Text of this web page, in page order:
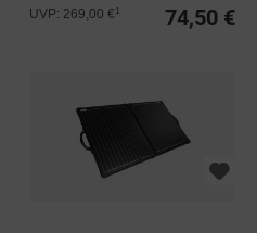
WS100SB...
74,50 €
UVP: 269,00 €